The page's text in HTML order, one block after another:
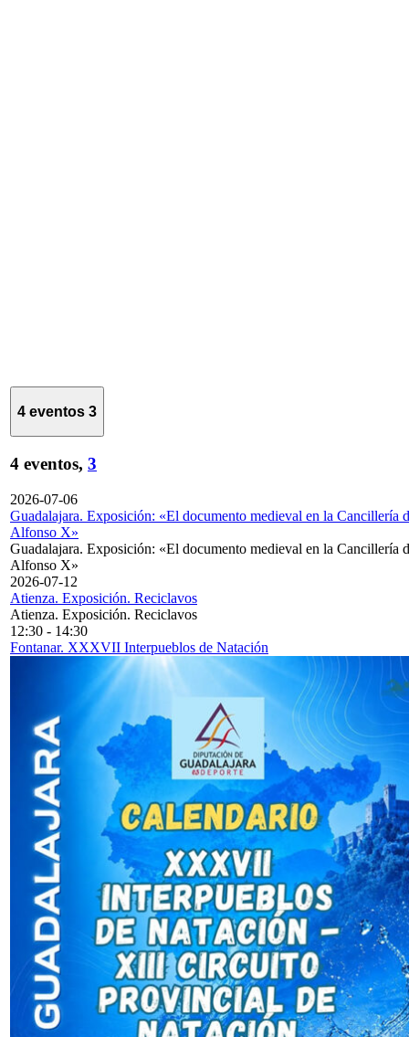
4 eventos 3
4 eventos, 3
2026-07-06
Guadalajara. Exposición: «El documento medieval en la Cancillería
Alfonso X»
Guadalajara. Exposición: «El documento medieval en la Cancillería
Alfonso X»
2026-07-12
Atienza. Exposición. Reciclavos
Atienza. Exposición. Reciclavos
12:30 - 14:30
Fontanar. XXXVII Interpueblos de Natación